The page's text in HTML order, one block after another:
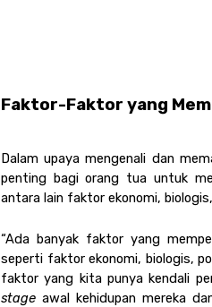
Faktor-Faktor yang
Dalam upaya mengenali dan
penting bagi orang tua untuk
antara lain faktor ekonomi,
“Ada banyak faktor yang
seperti faktor ekonomi, biologis,
stage awal kehidupan mereka